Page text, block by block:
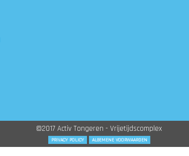
©2017 Activ Tongeren - Vrijetijdscomplex
PRIVACY POLICY ALGEMENE VOORWAARDEN